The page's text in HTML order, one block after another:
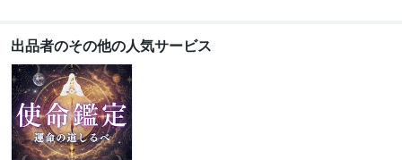
C:10年HTML:7年Java:5年VB:15年GitHub:3年
ビジネス・クリエイティブツール
Access:10年Excel:10年Google サイト:7年
Google スライド:7年Google ドキュメント:7年
freee:3年Moneyfoward:7年
Google Search Console:7年
出品者のその他の人気サービス